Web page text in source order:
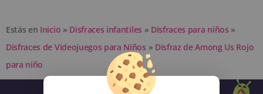
Estás en Inicio » Disfraces infantiles » Disfraces para niños »
Disfraces de Videojuegos para Niños » Disfraz de Among Us Rojo
para niño